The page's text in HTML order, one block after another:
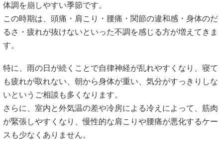
体調を崩しやすい季節です。
この時期は、頭痛・肩こり・腰痛・関節の違和感・身体のだ
るさ・疲れが抜けないといった不調を感じる方が増えてきま
す。
特に、雨の日が続くことで自律神経が乱れやすくなり、寝て
も疲れが取れない、朝から身体が重い、気分がすっきりしな
いというご相談も多くなります。
さらに、室内と外気温の差や冷房による冷えによって、筋肉
が緊張しやすくなり、慢性的な肩こりや腰痛が悪化するケー
スも少なくありません。